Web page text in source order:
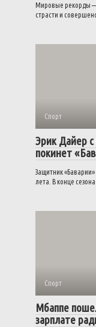
Мировые рекорды —
страсти и
Спорт
Эрик Дайер
покинет
Защитник
лета. В конце сезона
Спорт
Мбаппе
зарплате